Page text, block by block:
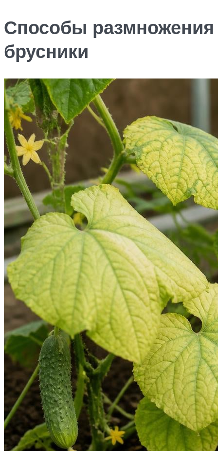
Способы размножения
брусники